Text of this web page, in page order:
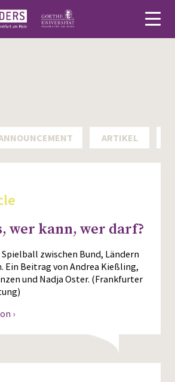
ARTIKEL
wer kann, wer darf?
zwischen Bund, Ländern
Ein Beitrag von Andrea Kießling,
und Nadja Oster. (Frankfurter
›